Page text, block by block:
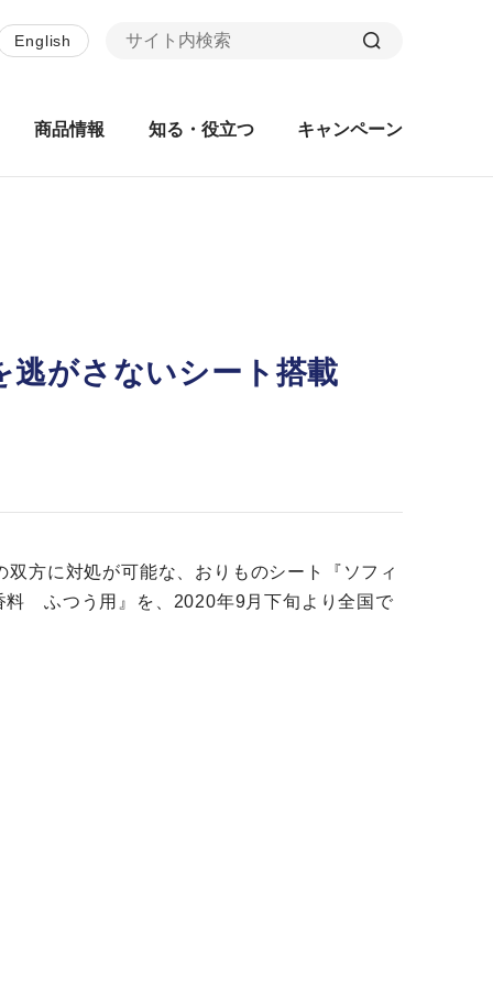
商品情報 知る・役立つ キャンペーン
English
逃がさないシート搭載
方に対処が可能な、おりものシート『ソフィ
料 ふつう用』を、2020年9月下旬より全国で